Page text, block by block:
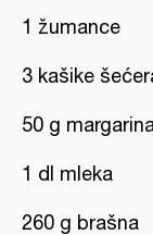
1 žumance
3 kašike
50 g
1 dl mleka
260 g brašna